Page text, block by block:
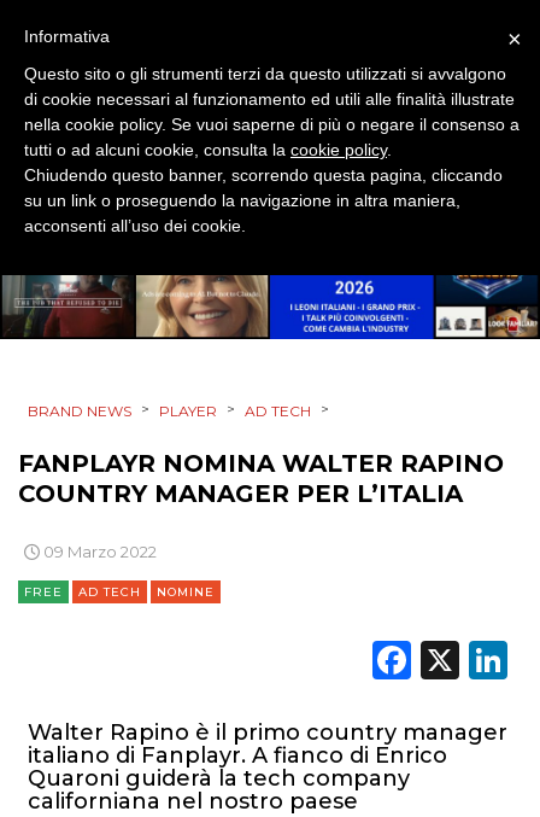
DIGITALE
EDITORIA
ESTERNA
RADIO / AUDIO
RICERCHE
PREVISIONI/SCENARI
NORMATIVE
CASE HISTORY
OPINIONI
BRAND NEWS > PLAYER > AD TECH >
FANPLAYR NOMINA WALTER RAPINO
COUNTRY MANAGER PER L’ITALIA
09 Marzo 2022
FREE AD TECH NOMINE
X
Walter Rapino è il primo country manager
italiano di Fanplayr. A fianco di Enrico
Quaroni guiderà la tech company
californiana nel nostro paese
×
Informativa
Questo sito o gli strumenti terzi da questo utilizzati si avvalgono
di cookie necessari al funzionamento ed utili alle finalità illustrate
nella cookie policy. Se vuoi saperne di più o negare il consenso a
tutti o ad alcuni cookie, consulta la cookie policy.
Chiudendo questo banner, scorrendo questa pagina, cliccando
su un link o proseguendo la navigazione in altra maniera,
acconsenti all’uso dei cookie.